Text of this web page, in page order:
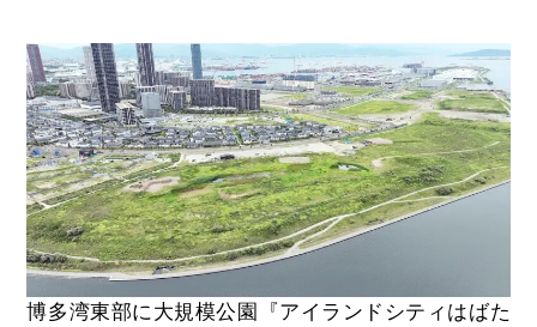
博多湾東部に大規模公園『アイランドシティはばた